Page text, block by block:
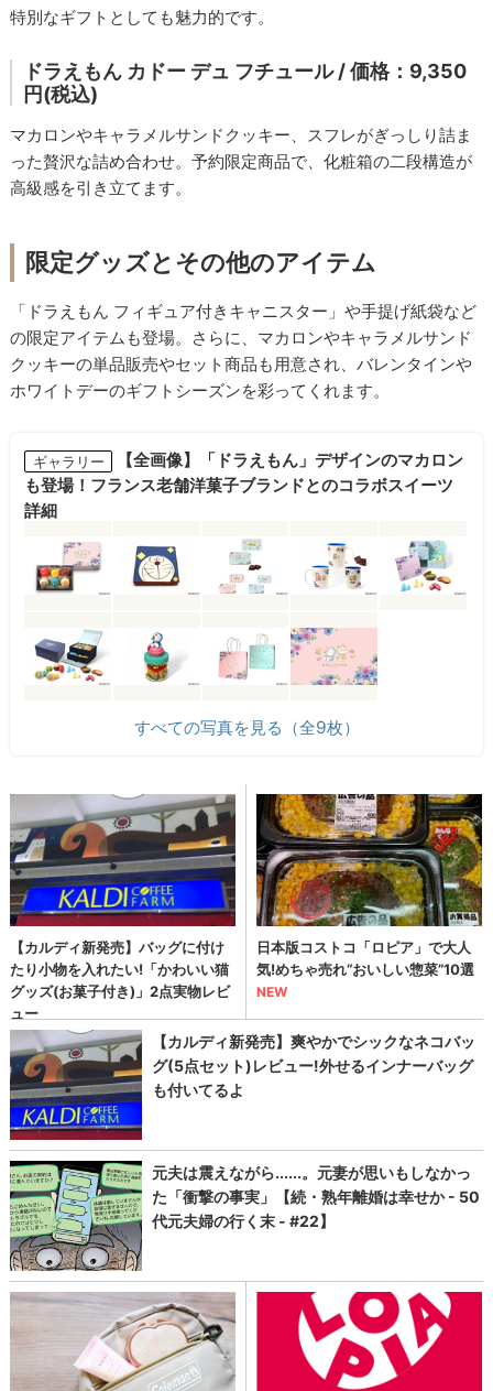
特別なギフトとしても魅力的です。
ドラえもん カドー デュ フチュール / 価格：9,350
円(税込)
マカロンやキャラメルサンドクッキー、スフレがぎっしり詰ま
った贅沢な詰め合わせ。予約限定商品で、化粧箱の二段構造が
高級感を引き立てます。
限定グッズとその他のアイテム
「ドラえもん フィギュア付きキャニスター」や手提げ紙袋など
の限定アイテムも登場。さらに、マカロンやキャラメルサンド
クッキーの単品販売やセット商品も用意され、バレンタインや
ホワイトデーのギフトシーズンを彩ってくれます。
ギャラリー
【全画像】「ドラえもん」デザインのマカロン
も登場！フランス老舗洋菓子ブランドとのコラボスイーツ
詳細
すべての写真を見る（全9枚）